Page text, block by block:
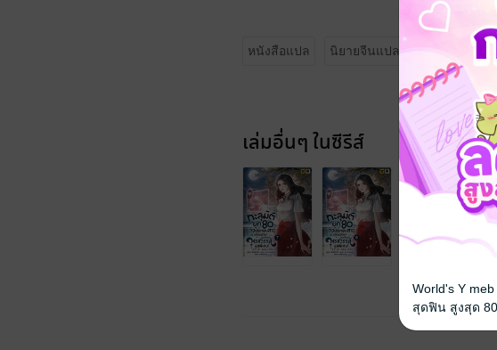
หนังสือแปล นิยายจีนแปล
เล่มอื่นๆ ในซีรีส์
World's Y
สุดฟิน สูงสุด